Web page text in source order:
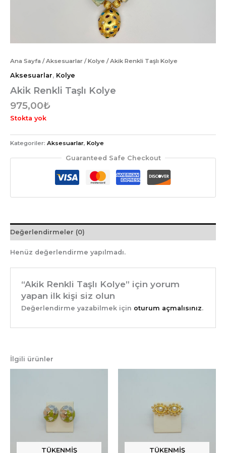
Ana Sayfa /Aksesuarlar /Kolye / Akik Renkli Taşlı Kolye
Aksesuarlar, Kolye
Akik Renkli Taşlı Kolye
975,00₺
Stokta yok
Kategoriler: Aksesuarlar, Kolye
Guaranteed Safe Checkout
Değerlendirmeler (0)
Henüz değerlendirme yapılmadı.
“Akik Renkli Taşlı Kolye” için yorum
yapan ilk kişi siz olun
Değerlendirme yazabilmek için oturum açmalısınız.
İlgili ürünler
TÜKENMIŞ TÜKENMIŞ